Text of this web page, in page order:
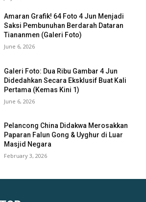
Amaran Grafik! 64 Foto 4 Jun Menjadi
Saksi Pembunuhan Berdarah Dataran
Tiananmen (Galeri Foto)
June 6, 2026
Galeri Foto: Dua Ribu Gambar 4 Jun
Didedahkan Secara Eksklusif Buat Kali
Pertama (Kemas Kini 1)
June 6, 2026
Pelancong China Didakwa Merosakkan
Paparan Falun Gong & Uyghur di Luar
Masjid Negara
February 3, 2026